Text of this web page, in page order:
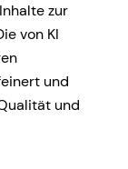
zur
von KI
und
und